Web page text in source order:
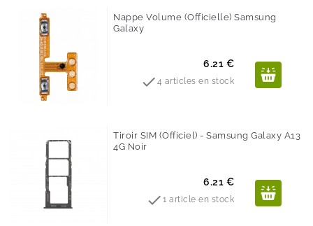
Nappe Volume (Officielle) Samsung
Galaxy
Prix
6.21 €
 4 articles en stock
Tiroir SIM (Officiel) - Samsung Galaxy A13
4G Noir
Prix
6.21 €
1 article en stock